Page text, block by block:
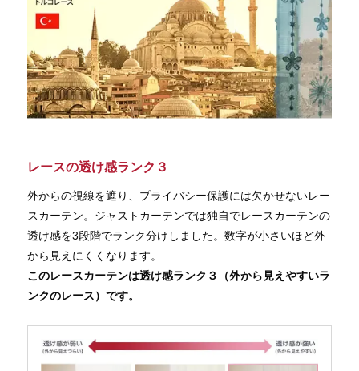
レースの透け感ランク３
外からの視線を遮り、プライバシー保護には欠かせないレー
スカーテン。ジャストカーテンでは独自でレースカーテンの
透け感を3段階でランク分けしました。数字が小さいほど外
から見えにくくなります。
このレースカーテンは透け感ランク３（外から見えやすいラ
ンクのレース）です。